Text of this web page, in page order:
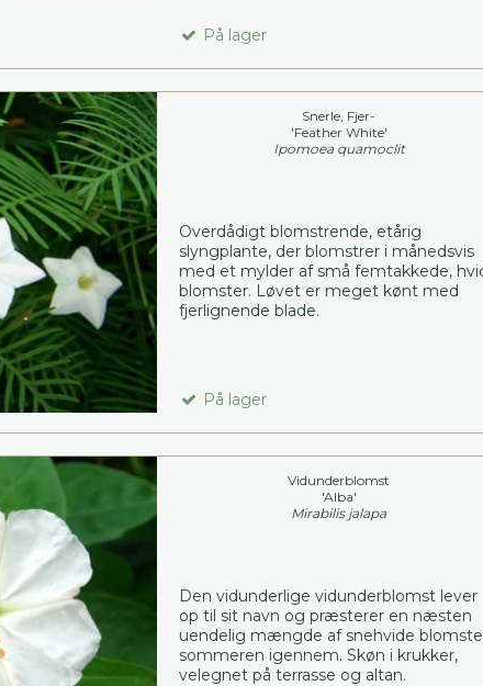
På lager
Snerle, Fjer-
'Feather White'
Ipomoea quamoclit
Overdådigt blomstrende, etårig
slyngplante, der blomstrer i månedsvis
med et mylder af små femtakkede,
blomster. Løvet er meget kønt med
fjerlignende blade.
På lager
Vidunderblomst
'Alba'
Mirabilis jalapa
Den vidunderlige vidunderblomst lever
op til sit navn og præsterer en næsten
uendelig mængde af snehvide
sommeren igennem. Skøn i krukker,
velegnet på terrasse og altan.